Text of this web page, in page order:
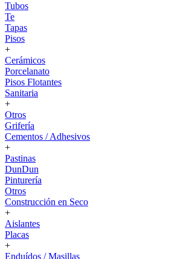
Tubos
Te
Tapas
Pisos
+
Cerámicos
Porcelanato
Pisos Flotantes
Sanitaria
+
Otros
Grifería
Cementos / Adhesivos
+
Pastinas
DunDun
Pinturería
Otros
Construcción en Seco
+
Aislantes
Placas
+
Enduídos / Masillas